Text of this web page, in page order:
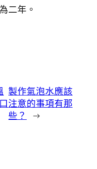
二年。
製作氣泡水應該
注意的事項有那
些？
→